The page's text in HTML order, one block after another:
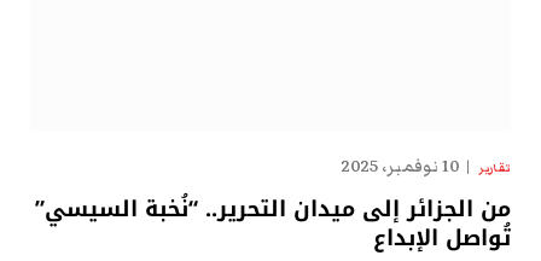
تقارير 10 نوفمبر، 2025
من الجزائر إلى ميدان التحرير.. “نُخبة السيسي”
تُواصل الإبداع